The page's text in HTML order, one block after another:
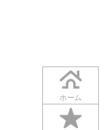
ホーム